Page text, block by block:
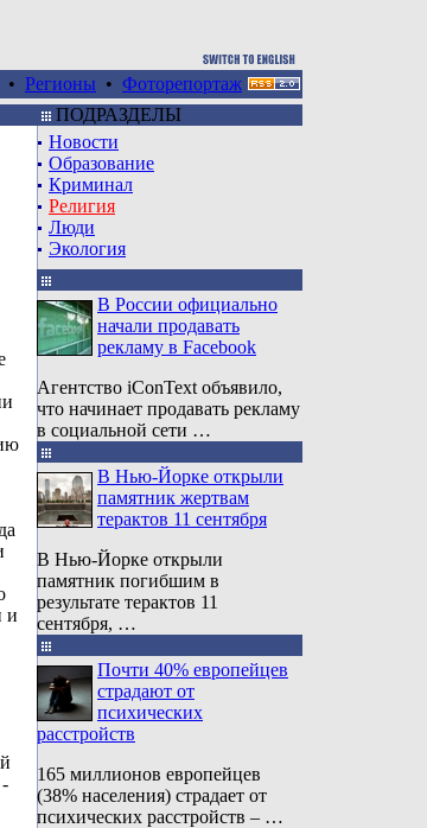
• Регионы • Фоторепортаж
и
ПОДРАЗДЕЛЫ
Новости
Образование
Криминал
Религия
Люди
Экология
В России официально
начали продавать
рекламу в Facebook
Агентство iConText объявило,
что начинает продавать рекламу
в социальной сети …
В Нью-Йорке открыли
памятник жертвам
терактов 11 сентября
В Нью-Йорке открыли
памятник погибшим в
результате терактов 11
сентября, …
Почти 40% европейцев
страдают от
психических
расстройств
165 миллионов европейцев
(38% населения) страдает от
психических расстройств – …